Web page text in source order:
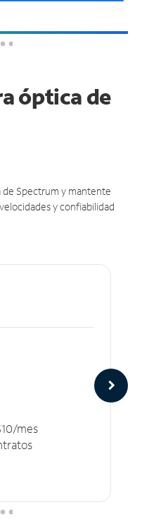
óptica de
Spectrum y mantente
y confiabilidad
mes